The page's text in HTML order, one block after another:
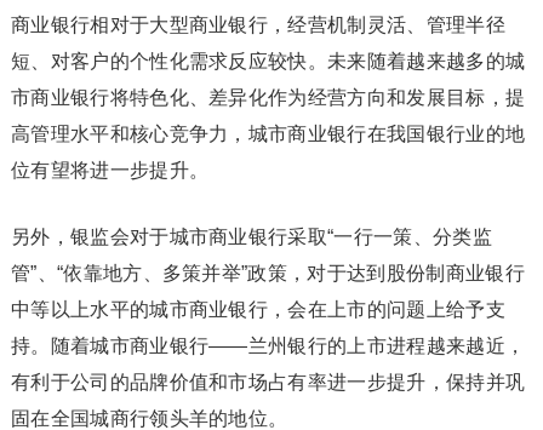
商业银行相对于大型商业银行，经营机制灵活、管理半径
短、对客户的个性化需求反应较快。未来随着越来越多的城
市商业银行将特色化、差异化作为经营方向和发展目标，提
高管理水平和核心竞争力，城市商业银行在我国银行业的地
位有望将进一步提升。
另外，银监会对于城市商业银行采取“一行一策、分类监
管”、“依靠地方、多策并举”政策，对于达到股份制商业银行
中等以上水平的城市商业银行，会在上市的问题上给予支
持。随着城市商业银行——兰州银行的上市进程越来越近，
有利于公司的品牌价值和市场占有率进一步提升，保持并巩
固在全国城商行领头羊的地位。